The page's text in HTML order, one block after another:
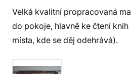
Velká kvalitní propracovaná
do pokoje, hlavně ke čtení
místa, kde se děj odehrává).